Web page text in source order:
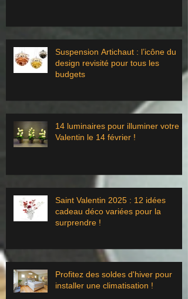
Suspension Artichaut : l’icône du
design revisité pour tous les
budgets
14 luminaires pour illuminer votre St
Valentin le 14 février !
Saint Valentin 2025 : 12 idées
cadeau déco variées pour la
surprendre !
Profitez des soldes d'hiver pour
installer une climatisation !